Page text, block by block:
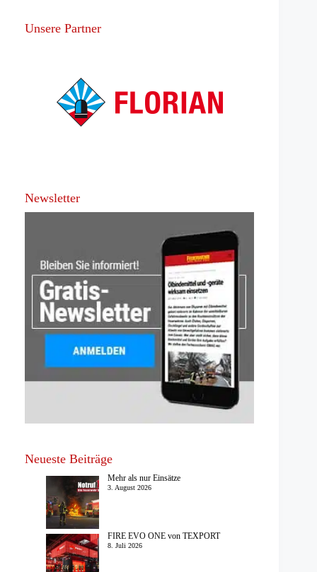
Unsere Partner
Newsletter
Neueste Beiträge
Mehr als nur Einsätze
3. August 2026
FIRE EVO ONE von TEXPORT
8. Juli 2026